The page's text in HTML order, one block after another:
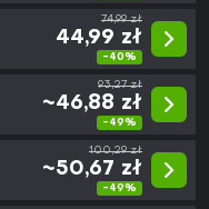
74,99 zł
44,99 zł
-40%
93,27 zł
~46,88 zł
-49%
100,29 zł
~50,67 zł
-49%